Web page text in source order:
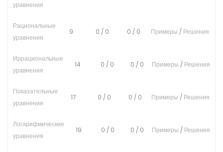
уравнения
Рациональные
уравнения
9 0 / 0 0 / 0 Примеры / Решения
Иррациональные
уравнения
14 0 / 0 0 / 0 Примеры / Решения
Показательные
уравнения
17 0 / 0 0 / 0 Примеры / Решения
Логарифмические
уравнения
19 0 / 0 0 / 0 Примеры / Решения